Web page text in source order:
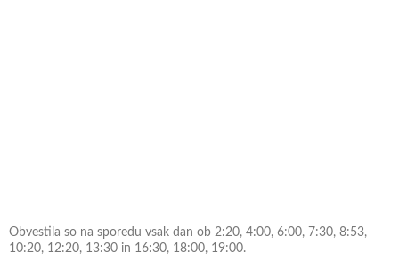
Obvestila so na sporedu vsak dan ob 2:20, 4:00, 6:00, 7:30, 8:53,
10:20, 12:20, 13:30 in 16:30, 18:00, 19:00.